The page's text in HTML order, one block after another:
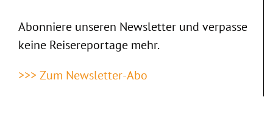
Abonniere unseren Newsletter und verpasse
keine Reisereportage mehr.
>>> Zum Newsletter-Abo